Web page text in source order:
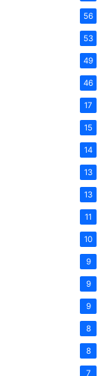
56
53
49
46
17
15
14
13
13
11
10
9
9
9
8
8
7